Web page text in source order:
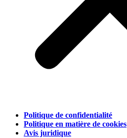
Politique de confidentialité
Politique en matière de cookies
Avis juridique